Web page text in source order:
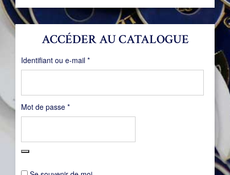
ACCÉDER AU CATALOGUE
Identifiant ou e-mail *Obligatoire
Mot de passe *Obligatoire